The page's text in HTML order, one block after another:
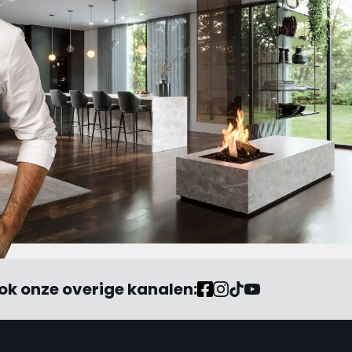
onze overige kanalen: